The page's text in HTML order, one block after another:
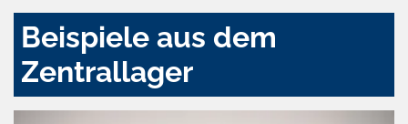
Beispiele aus dem
Zentrallager